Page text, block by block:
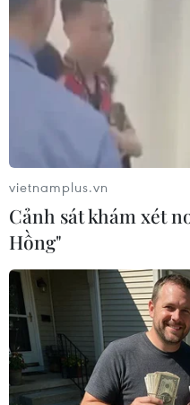
tháng qua do đồng
28/02/2025 09:09
Giá vàng thế giới đã
sau 8 tuần liên tiếp tăng
Hai, giá kim loại quý
vietnamplus.vn
Cảnh sát khám xét
Hồng"